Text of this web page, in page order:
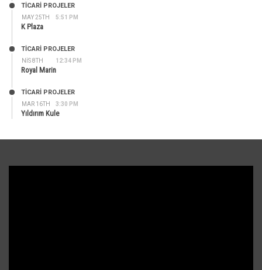
MAY 25TH 5:51 PM
TİCARİ PROJELER
K Plaza
NIS 8TH 12:34 PM
TİCARİ PROJELER
Royal Marin
MAR 16TH 3:30 PM
TİCARİ PROJELER
Yıldırım Kule